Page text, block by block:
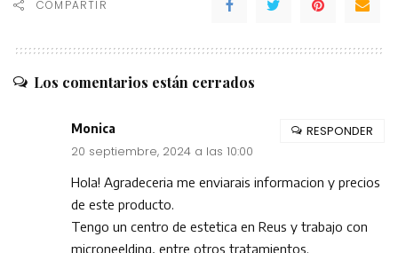
COMPARTIR
Los comentarios están cerrados
Monica
20 septiembre, 2024 a las 10:00
Hola! Agradeceria me enviarais informacion y precios
de este producto.
Tengo un centro de estetica en Reus y trabajo con
microneelding, entre otros tratamientos.
RESPONDER